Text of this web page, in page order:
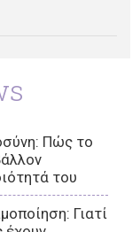
Πώς το
του
Γιατί